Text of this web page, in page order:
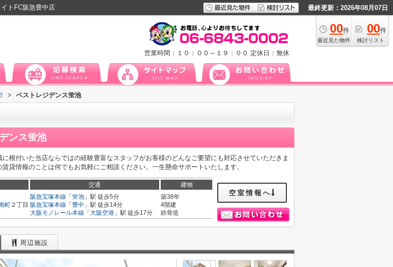
トFC阪急豊中店 最終更新：2026年08月07日
00件
最近見た物件
00件
検討リスト
営業時間：１０：００～１９：００ 定休日：無休
> ベストレジデンス蛍池
ンス蛍池
に根付いた当店ならではの経験豊富なスタッフがお客様のどんなご要望にも対応させていただきま
貸情報のことは何でもお気軽にご相談ください。一生懸命サポートいたします。
交通 建物
町 ２丁目
阪急宝塚本線 「 蛍池 」駅 徒歩5分
阪急宝塚本線 「 豊中 」駅 徒歩14分
大阪モノレール本線 「 大阪空港 」駅 徒歩17分
築38年
4階建
鉄骨造
空室情報へ
周辺施設